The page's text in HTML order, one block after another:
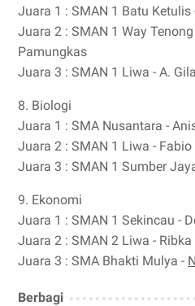
Juara 1 : SMAN 1 Batu Ketulis
Juara 2 : SMAN 1 Way
Pamungkas
Juara 3 : SMAN 1 Liwa - A.
8. Biologi
Juara 1 : SMA Nusantara -
Juara 2 : SMAN 1 Liwa - Fabio
Juara 3 : SMAN 1 Sumber
9. Ekonomi
Juara 1 : SMAN 1 Sekincau -
Juara 2 : SMAN 2 Liwa - Ribka
Juara 3 : SMA Bhakti Mulya -
Berbagi